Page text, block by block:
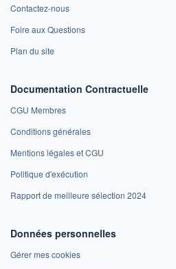
Contactez-nous
Foire aux Questions
Plan du site
Documentation Contractuelle
CGU Membres
Conditions générales
Mentions légales et CGU
Politique d'exécution
Rapport de meilleure sélection 2024
Données personnelles
Gérer mes cookies